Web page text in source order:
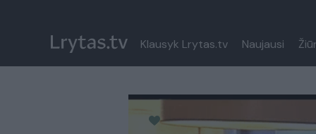
Klausyk Lrytas.tv Naujausi
Paremkite Ukrainą